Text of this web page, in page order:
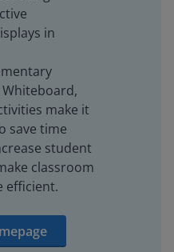
in
Whiteboard,
make it
save time
student
classroom
efficient.